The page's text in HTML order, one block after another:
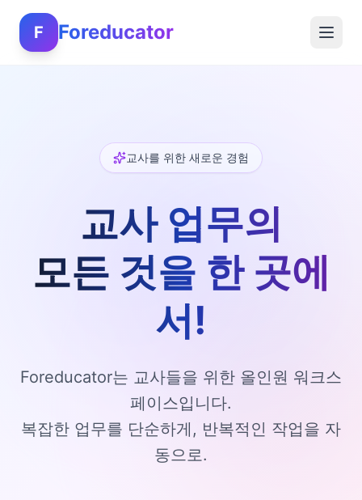
F Foreducator
교사를 위한 새로운 경험
교사 업무의
모든 것을 한 곳에
서!
Foreducator는 교사들을 위한 올인원 워크스
페이스입니다.
복잡한 업무를 단순하게, 반복적인 작업을 자
동으로.